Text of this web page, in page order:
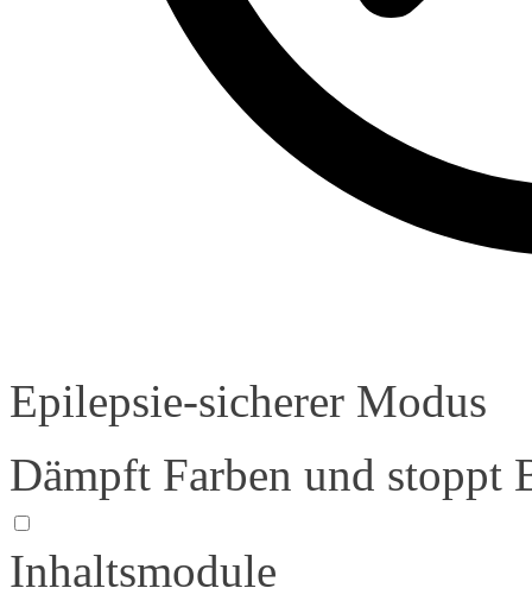
Epilepsie-sicherer Modus
Dämpft Farben und stoppt
Inhaltsmodule